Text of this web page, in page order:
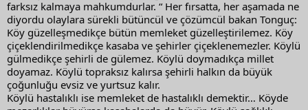
farksız kalmaya mahkumdurlar. “ Her fırsatta, her aşamada ne
diyordu olaylara sürekli bütüncül ve çözümcül bakan Tonguç:
Köy güzelleşmedikçe bütün memleket güzelleştirilemez. Köy
çiçeklendirilmedikçe kasaba ve şehirler çiçeklenemezler. Köylü
gülmedikçe şehirli de gülemez. Köylü doymadıkça millet
doyamaz. Köylü topraksız kalırsa şehirli halkın da büyük
çoğunluğu evsiz ve yurtsuz kalır.
Köylü hastalıklı ise memleket de hastalıklı demektir… Köyde